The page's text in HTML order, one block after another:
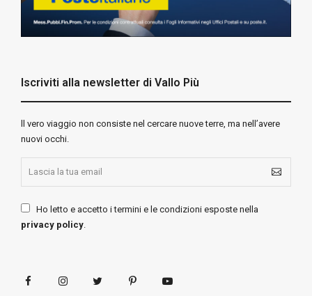
Iscriviti alla newsletter di Vallo Più
ll vero viaggio non consiste nel cercare nuove terre, ma nell’avere
nuovi occhi.
Ho letto e accetto i termini e le condizioni esposte nella
privacy policy